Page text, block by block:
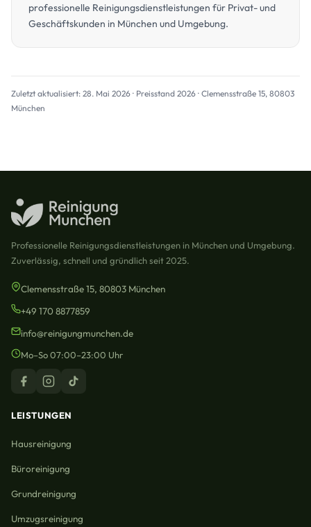
professionelle Reinigungsdienstleistungen für Privat- und
Geschäftskunden in München und Umgebung.
Zuletzt aktualisiert: 28. Mai 2026 · Preisstand 2026 · Clemensstraße 15, 80803
München
Professionelle Reinigungsdienstleistungen in München und Umgebung.
Zuverlässig, schnell und gründlich seit 2025.
Clemensstraße 15, 80803 München
+49 170 8877859
info@reinigungmunchen.de
Mo–So 07:00–23:00 Uhr
LEISTUNGEN
Hausreinigung
Büroreinigung
Grundreinigung
Umzugsreinigung